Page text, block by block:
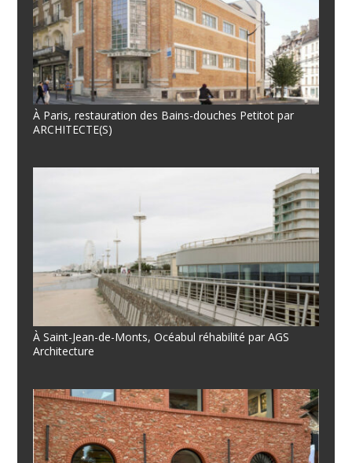
À Paris, restauration des Bains-douches Petitot par
ARCHITECTE(S)
À Saint-Jean-de-Monts, Océabul réhabilité par AGS
Architecture